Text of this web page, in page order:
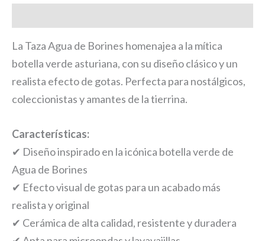
La Taza Agua de Borines homenajea a la mítica
botella verde asturiana, con su diseño clásico y un
realista efecto de gotas. Perfecta para nostálgicos,
coleccionistas y amantes de la tierrina.
Características:
✔ Diseño inspirado en la icónica botella verde de
Agua de Borines
✔ Efecto visual de gotas para un acabado más
realista y original
✔ Cerámica de alta calidad, resistente y duradera